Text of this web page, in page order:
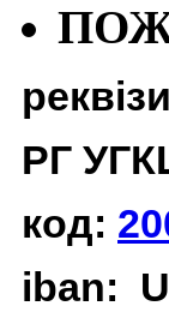
РГ
код:
iban: